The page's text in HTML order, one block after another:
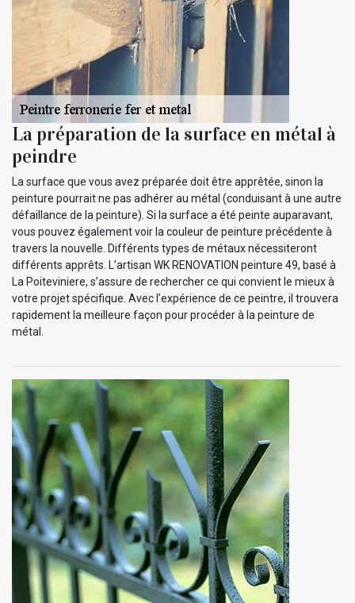
La préparation de la surface en métal à
peindre
La surface que vous avez préparée doit être apprêtée, sinon la
peinture pourrait ne pas adhérer au métal (conduisant à une autre
défaillance de la peinture). Si la surface a été peinte auparavant,
vous pouvez également voir la couleur de peinture précédente à
travers la nouvelle. Différents types de métaux nécessiteront
différents apprêts. L’artisan WK RENOVATION peinture 49, basé à
La Poiteviniere, s’assure de rechercher ce qui convient le mieux à
votre projet spécifique. Avec l’expérience de ce peintre, il trouvera
rapidement la meilleure façon pour procéder à la peinture de
métal.